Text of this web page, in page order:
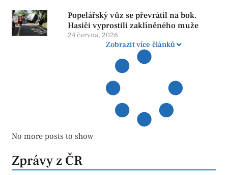
Popelářský vůz se převrátil na bok.
Hasiči vyprostili zaklíněného muže
24 června, 2026
Zobrazit více článků
No more posts to show
Zprávy z ČR